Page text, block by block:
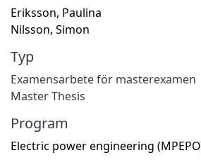
Eriksson, Paulina
Nilsson, Simon
Typ
Examensarbete för masterexamen
Master Thesis
Program
Electric power engineering